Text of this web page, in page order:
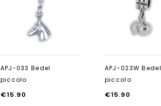
APJ-033 Bedel
piccolo
€15.90
APJ-023W Bedel
piccolo
€15.90